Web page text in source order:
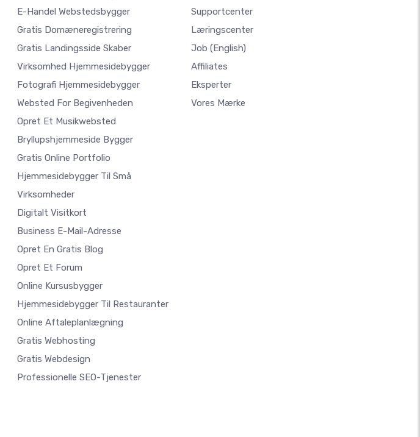
E-Handel Webstedsbygger
Gratis Domæneregistrering
Gratis Landingsside Skaber
Virksomhed Hjemmesidebygger
Fotografi Hjemmesidebygger
Websted For Begivenheden
Opret Et Musikwebsted
Bryllupshjemmeside Bygger
Gratis Online Portfolio
Hjemmesidebygger Til Små
Virksomheder
Digitalt Visitkort
Business E-Mail-Adresse
Opret En Gratis Blog
Opret Et Forum
Online Kursusbygger
Hjemmesidebygger Til Restauranter
Online Aftaleplanlægning
Gratis Webhosting
Gratis Webdesign
Professionelle SEO-Tjenester
Supportcenter
Læringscenter
Job (English)
Affiliates
Eksperter
Vores Mærke